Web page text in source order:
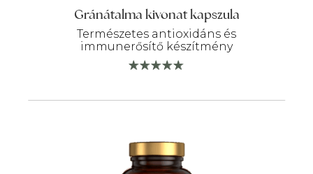
Gránátalma kivonat kapszula
Természetes antioxidáns és
immunerősítő készítmény